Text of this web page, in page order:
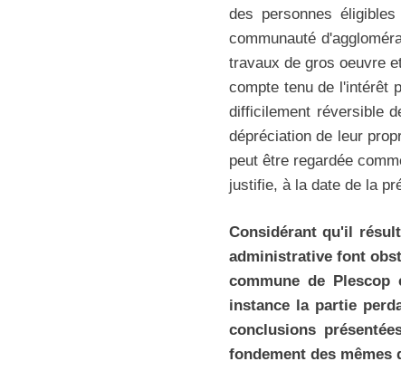
des personnes
communauté
travaux de gros oeuvre
compte tenu de l'intérêt
difficilement réversible
dépréciation de leur
peut être regardée
justifie, à la date de la
Considérant qu'il
administrative font
commune de
instance la partie
conclusions
fondement des mêmes